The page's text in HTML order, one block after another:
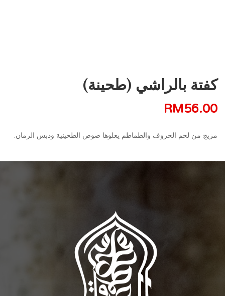
كفتة بالراشي (طحينة)
RM56.00
مزيج من لحم الخروف والطماطم يعلوها صوص الطحينية ودبس الرمان.